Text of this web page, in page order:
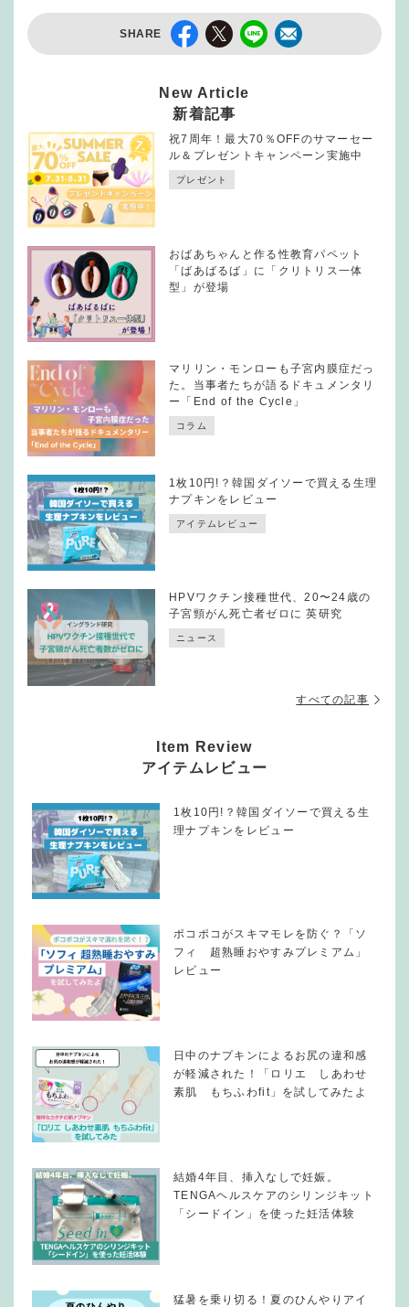
SHARE
New Article
新着記事
祝7周年！最大70％OFFのサマーセー
ル＆プレゼントキャンペーン実施中
プレゼント
おばあちゃんと作る性教育パペット
「ばあばるば」に「クリトリス一体
型」が登場
マリリン・モンローも子宮内膜症だっ
た。当事者たちが語るドキュメンタリ
ー「End of the Cycle」
コラム
1枚10円!？韓国ダイソーで買える生理
ナプキンをレビュー
アイテムレビュー
HPVワクチン接種世代、20〜24歳の
子宮頸がん死亡者ゼロに 英研究
ニュース
すべての記事
Item Review
アイテムレビュー
1枚10円!？韓国ダイソーで買える生
理ナプキンをレビュー
ポコポコがスキマモレを防ぐ？「ソ
フィ 超熟睡おやすみプレミアム」
レビュー
日中のナプキンによるお尻の違和感
が軽減された！「ロリエ しあわせ
素肌 もちふわfit」を試してみたよ
結婚4年目、挿入なしで妊娠。
TENGAヘルスケアのシリンジキット
「シードイン」を使った妊活体験
猛暑を乗り切る！夏のひんやりアイ